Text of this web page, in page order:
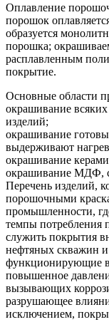
Оплавление
порошок
образуется
порошка;
расплавленным
покрытие.
Основные области
окрашивание
изделий;
окрашивание
выдерживают
окрашивание
окрашивание МДФ,
Перечень изделий,
порошочными
промышленности,
темпы потребления
служить покрытия
нефтяных скважин
функционирующие в
повышенное
вызывающих
разрушающее
исключением,